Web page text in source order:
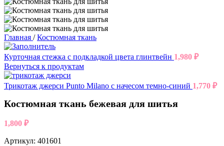
Главная / Костюмная ткань
Курточная стежка с подкладкой цвета глинтвейн 1,980 ₽
Вернуться к продуктам
Трикотаж джерси Punto Milano с начесом темно-синий 1,770 ₽
Костюмная ткань бежевая для шитья
1,800 ₽
Артикул: 401601